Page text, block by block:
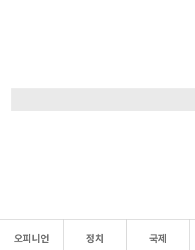
오피니언 정치 국제